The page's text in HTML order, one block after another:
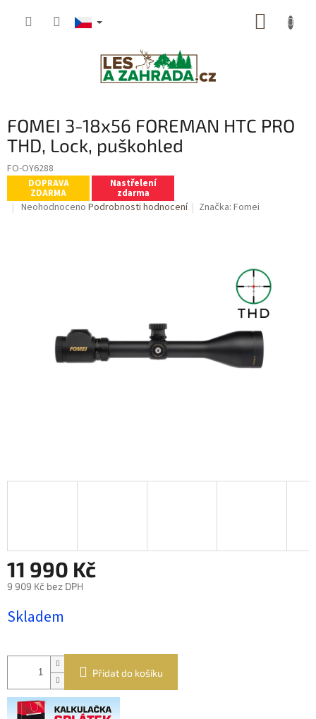
FOMEI 3-18x56 FOREMAN HTC PRO
THD, Lock, puškohled
FO-OY6288
DOPRAVA
ZDARMA
Nastřelení
zdarma
Průměrné
Neohodnoceno Podrobnosti hodnocení Značka:Fomei
11 990 Kč
9 909 Kč bez DPH
cena:
Skladem
Přidat do košíku